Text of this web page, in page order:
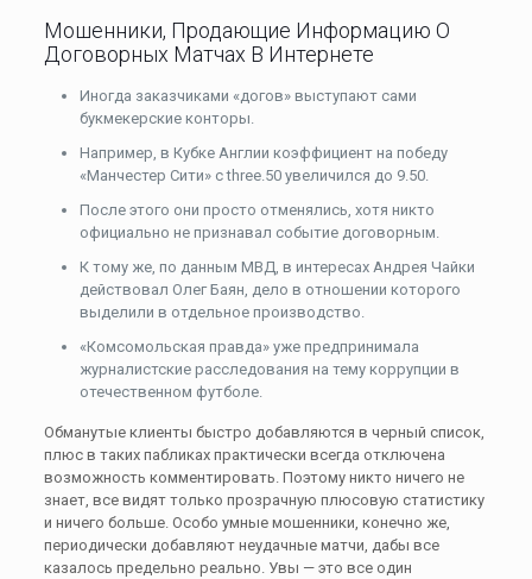
Мошенники, Продающие Информацию О
Договорных Матчах В Интернете
Иногда заказчиками «догов» выступают сами
букмекерские конторы.
Например, в Кубке Англии коэффициент на победу
«Манчестер Сити» с three.50 увеличился до 9.50.
После этого они просто отменялись, хотя никто
официально не признавал событие договорным.
К тому же, по данным МВД, в интересах Андрея Чайки
действовал Олег Баян, дело в отношении которого
выделили в отдельное производство.
«Комсомольская правда» уже предпринимала
журналистские расследования на тему коррупции в
отечественном футболе.
Обманутые клиенты быстро добавляются в черный список,
плюс в таких пабликах практически всегда отключена
возможность комментировать. Поэтому никто ничего не
знает, все видят только прозрачную плюсовую статистику
и ничего больше. Особо умные мошенники, конечно же,
периодически добавляют неудачные матчи, дабы все
казалось предельно реально. Увы — это все один